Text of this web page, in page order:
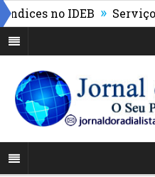
no IDEB » Serviços de